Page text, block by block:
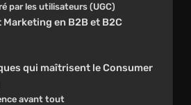
par les utilisateurs (UGC)
en B2B et B2C
qui maîtrisent le Consumer
avant tout